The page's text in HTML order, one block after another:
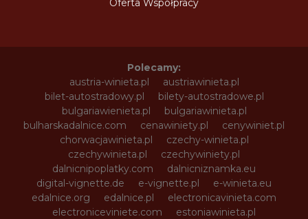
Oferta Współpracy
Polecamy:
austria-winieta.pl
austriawinieta.pl
bilet-autostradowy.pl
bilety-autostradowe.pl
bulgariawienieta.pl
bulgariawinieta.pl
bulharskadalnice.com
cenawiniety.pl
cenywiniet.pl
chorwacjawinieta.pl
czechy-winieta.pl
czechywinieta.pl
czechywiniety.pl
dalnicnipoplatky.com
dalnicniznamka.eu
digital-vignette.de
e-vignette.pl
e-winieta.eu
edalnice.org
edalnice.pl
electronicavinieta.com
electroniceviniete.com
estoniawinieta.pl